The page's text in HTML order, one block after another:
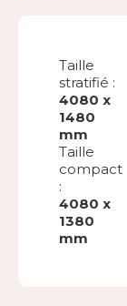
Taille
stratifié :
4080 x
1480
mm
Taille
compact
:
4080 x
1380
mm